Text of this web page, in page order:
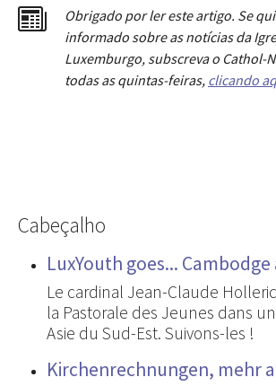
Obrigado por ler este artigo. Se
informado sobre as notícias da
Luxemburgo, subscreva o Cathol-
todas as quintas-feiras, clicando
Cabeçalho
LuxYouth goes...
Le cardinal Jean-Claude
la Pastorale des Jeunes dans
Asie du Sud-Est. Suivons-les !
Kirchenrechnungen, mehr